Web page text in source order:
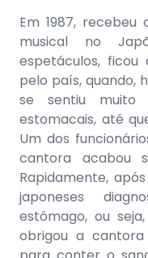
Em 1987,
musical no
espetáculos, ficou
pelo país, quando,
se sentiu muito
estomacais, até
Um dos
cantora acabou
Rapidamente,
japoneses
estômago, ou
obrigou a